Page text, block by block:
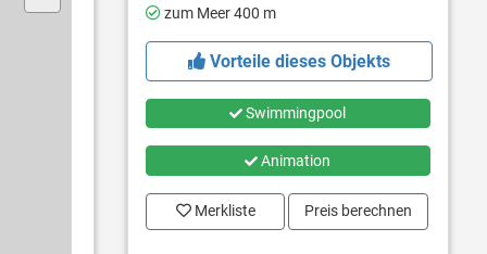
zum Meer 400 m
Vorteile dieses Objekts
Swimmingpool
Animation
Merkliste Preis berechnen